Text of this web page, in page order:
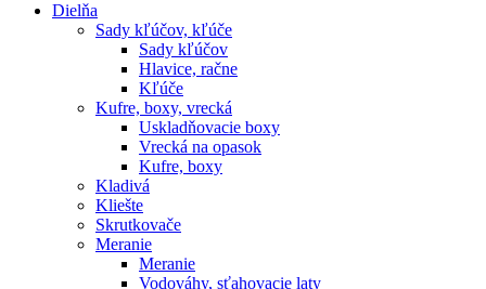
Dielňa
Sady kľúčov, kľúče
Sady kľúčov
Hlavice, račne
Kľúče
Kufre, boxy, vrecká
Uskladňovacie boxy
Vrecká na opasok
Kufre, boxy
Kladivá
Kliešte
Skrutkovače
Meranie
Meranie
Vodováhy, sťahovacie laty